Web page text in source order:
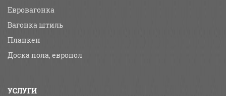
Евровагонка
Вагонка штиль
Планкен
Доска пола, европол
УСЛУГИ